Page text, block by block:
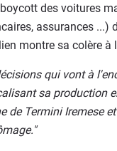
des voitures
assurances ...)
montre sa colère à
qui vont à
sa production
de Termini Iremese